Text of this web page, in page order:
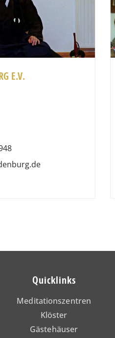
E.V.
Quicklinks
Meditationszentren
Klöster
Gästehäuser